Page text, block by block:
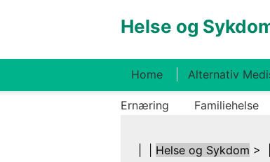
Helse og
Home Alternativ
Ernæring Familiehelse
Helse og Sykdom > |